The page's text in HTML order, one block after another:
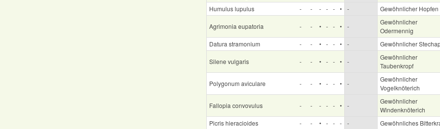
Humulus lupulus
- - - - - • - Gewöhnlicher Hopfen
Agrimonia eupatoria - - • - - • -
Gewöhnlicher
Odermennig
Datura stramonium
- - • - - • - Gewöhnlicher
Silene vulgaris - - • - - • -
Gewöhnlicher
Taubenkropf
Polygonum aviculare - - • - - • -
Gewöhnlicher
Vogelknöterich
Fallopia convovulus - - - - - • -
Gewöhnlicher
Windenknöterich
Picris hieracioides
- - • - - - -
Gewöhnliches